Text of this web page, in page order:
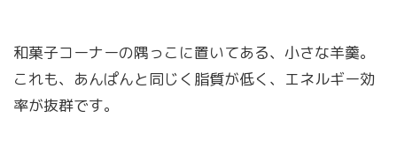
和菓子コーナーの隅っこに置いてある、小さな羊羹。
これも、あんぱんと同じく脂質が低く、エネルギー効
率が抜群です。